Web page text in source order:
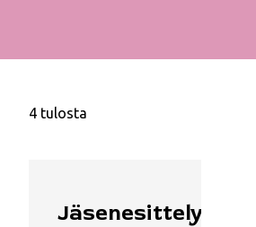
4 tulosta
Jäsenesittely: